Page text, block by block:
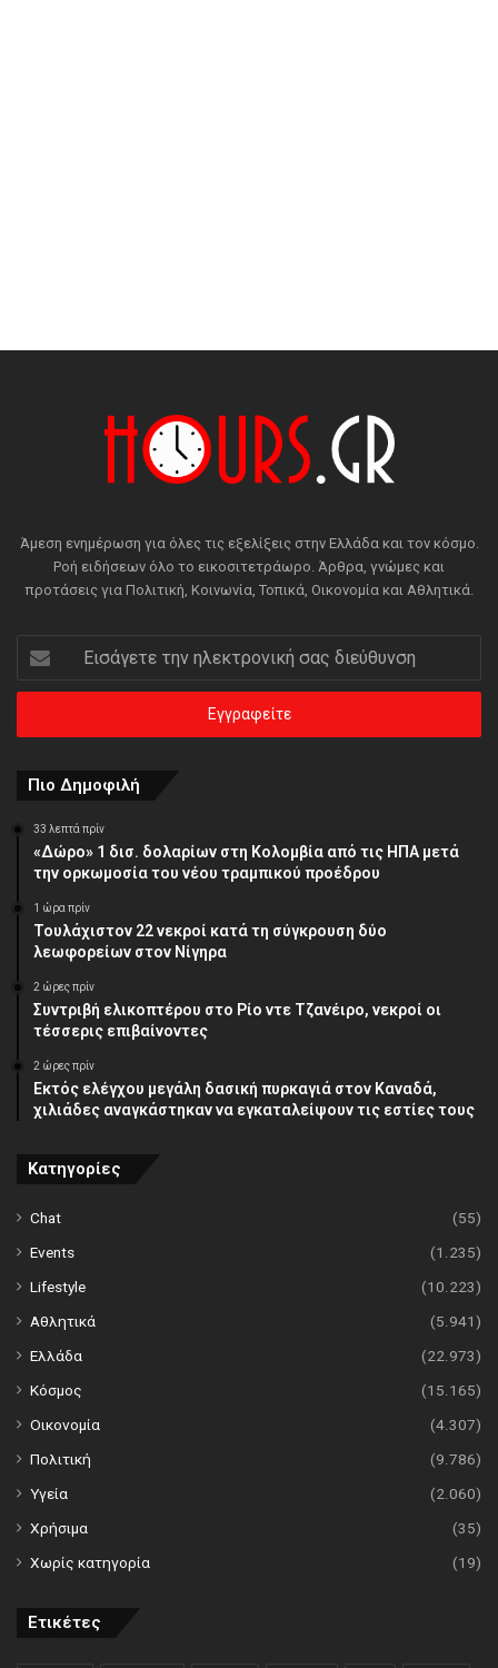
Άμεση ενημέρωση για όλες τις εξελίξεις στην Ελλάδα και τον κόσμο.
Ροή ειδήσεων όλο το εικοσιτετράωρο. Άρθρα, γνώμες και
προτάσεις για Πολιτική, Κοινωνία, Τοπικά, Οικονομία και Αθλητικά.
την
ηλεκτρονική
διεύθυνση
Πιο Δημοφιλή
33 λεπτά πρίν
«Δώρο» 1 δισ. δολαρίων στη Κολομβία από τις ΗΠΑ μετά
την ορκωμοσία του νέου τραμπικού προέδρου
1 ώρα πρίν
Τουλάχιστον 22 νεκροί κατά τη σύγκρουση δύο
λεωφορείων στον Νίγηρα
2 ώρες πρίν
Συντριβή ελικοπτέρου στο Ρίο ντε Τζανέιρο, νεκροί οι
τέσσερις επιβαίνοντες
2 ώρες πρίν
Εκτός ελέγχου μεγάλη δασική πυρκαγιά στον Καναδά,
χιλιάδες αναγκάστηκαν να εγκαταλείψουν τις εστίες τους
Κατηγορίες
Chat
(55)
Events
(1.235)
Lifestyle
(10.223)
Αθλητικά
(5.941)
Ελλάδα
(22.973)
Κόσμος
(15.165)
Οικονομία
(4.307)
Πολιτική
(9.786)
Υγεία
(2.060)
Χρήσιμα
(35)
Χωρίς κατηγορία
(19)
Ετικέτες